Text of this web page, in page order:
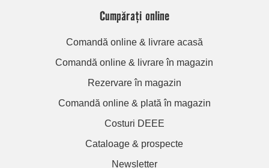
Cumpărați online
Comandă online & livrare acasă
Comandă online & livrare în magazin
Rezervare în magazin
Comandă online & plată în magazin
Costuri DEEE
Cataloage & prospecte
Newsletter